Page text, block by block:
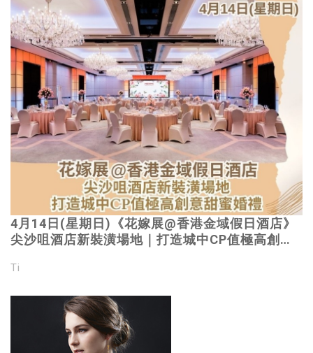
4月14日(星期日)《花嫁展@香港金域假日酒店》
尖沙咀酒店新裝潢場地｜打造城中CP值極高創意
Ti